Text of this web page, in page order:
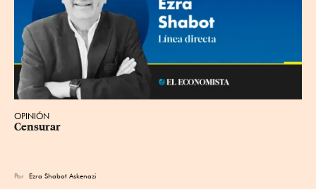
OPINIÓN
Censurar
Por Ezra Shabot Askenazi